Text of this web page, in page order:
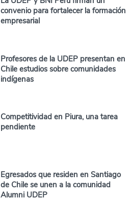
convenio para fortalecer la formación
empresarial
Profesores de la UDEP presentan en
Chile estudios sobre comunidades
indígenas
Competitividad en Piura, una tarea
pendiente
Egresados que residen en Santiago
de Chile se unen a la comunidad
Alumni UDEP